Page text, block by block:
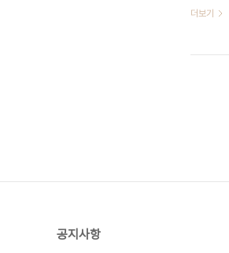
http://
http://
더보기
공지사항